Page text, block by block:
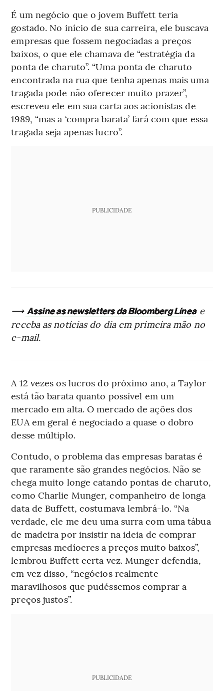
É um negócio que o jovem Buffett teria
gostado. No início de sua carreira, ele buscava
empresas que fossem negociadas a preços
baixos, o que ele chamava de “estratégia da
ponta de charuto”. “Uma ponta de charuto
encontrada na rua que tenha apenas mais uma
tragada pode não oferecer muito prazer”,
escreveu ele em sua carta aos acionistas de
1989, “mas a ‘compra barata’ fará com que essa
tragada seja apenas lucro”.
PUBLICIDADE
⟶ Assine as newsletters da Bloomberg Línea e
receba as notícias do dia em primeira mão no
e-mail.
A 12 vezes os lucros do próximo ano, a Taylor
está tão barata quanto possível em um
mercado em alta. O mercado de ações dos
EUA em geral é negociado a quase o dobro
desse múltiplo.
Contudo, o problema das empresas baratas é
que raramente são grandes negócios. Não se
chega muito longe catando pontas de charuto,
como Charlie Munger, companheiro de longa
data de Buffett, costumava lembrá-lo. “Na
verdade, ele me deu uma surra com uma tábua
de madeira por insistir na ideia de comprar
empresas medíocres a preços muito baixos”,
lembrou Buffett certa vez. Munger defendia,
em vez disso, “negócios realmente
maravilhosos que pudéssemos comprar a
preços justos”.
PUBLICIDADE